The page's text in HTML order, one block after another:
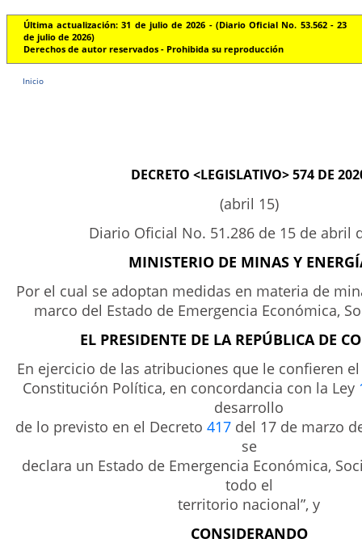
Última actualización: 31 de julio de 2026 - (Diario Oficial No. 53.562 - 23
de julio de 2026)
Derechos de autor reservados - Prohibida su reproducción
Inicio
DECRETO <LEGISLATIVO> 574 DE
(abril 15)
Diario Oficial No. 51.286 de 15 de abril
MINISTERIO DE MINAS Y
Por el cual se adoptan medidas en materia de
marco del Estado de Emergencia Económica,
EL PRESIDENTE DE LA REPÚBLICA DE
En ejercicio de las atribuciones que le confieren
Constitución Política, en concordancia con la Ley
desarrollo
de lo previsto en el Decreto 417 del 17 de marzo
se
declara un Estado de Emergencia Económica,
todo el
territorio nacional”, y
CONSIDERANDO